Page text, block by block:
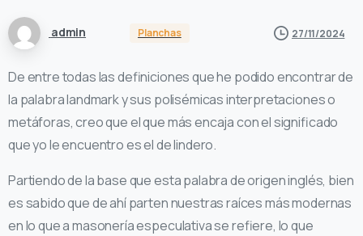
admin Planchas 27/11/2024
De entre todas las definiciones que he podido encontrar de
la palabra landmark y sus polisémicas interpretaciones o
metáforas, creo que el que más encaja con el significado
que yo le encuentro es el de lindero.
Partiendo de la base que esta palabra de origen inglés, bien
es sabido que de ahí parten nuestras raíces más modernas
en lo que a masonería especulativa se refiere, lo que